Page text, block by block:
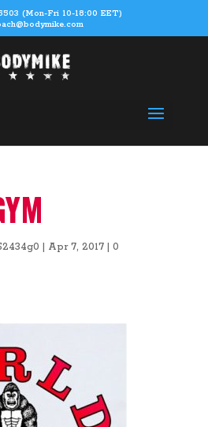
(Mon-Fri 10-18:00 EET)
Apr 7, 2017| 0